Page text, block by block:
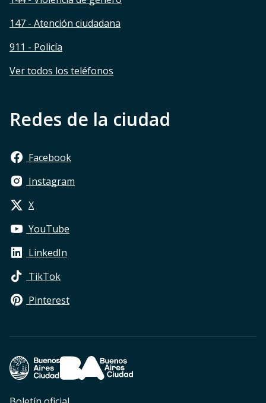
147 - Atención ciudadana
911 - Policía
Ver todos los teléfonos
Redes de la ciudad
Facebook
Instagram
X
YouTube
LinkedIn
TikTok
Pinterest
Footer Legales